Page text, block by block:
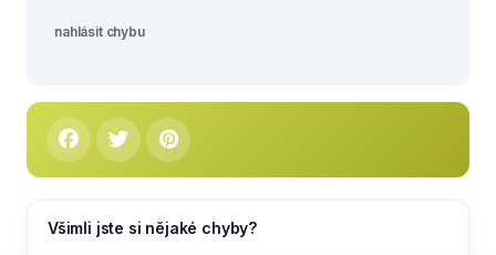
nahlásit chybu
Všimli jste si nějaké chyby?